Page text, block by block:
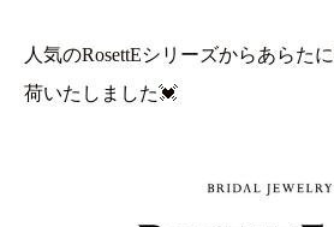
人気のRosettEシリーズからあらた
荷いたしました💓